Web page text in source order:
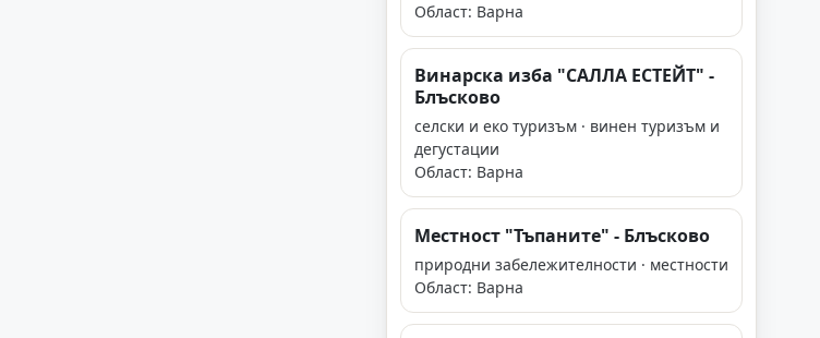
Област: Варна
Винарска изба "САЛЛА ЕСТЕЙТ" -
Блъсково
селски и еко туризъм · винен туризъм и
дегустации
Област: Варна
Местност "Тъпаните" - Блъсково
природни забележителности · местности
Област: Варна